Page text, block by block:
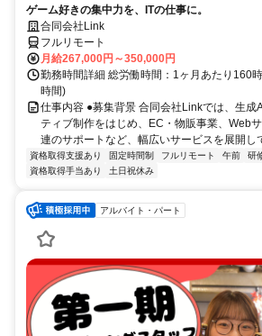
ゲーム好きの集中力を、ITの仕事に。
合同会社Link
フルリモート
月給267,000円～350,000円
勤務時間詳細 総労働時間：1ヶ月あたり160
時間)
仕事内容 ●募集背景 合同会社Linkでは、生成
ティブ制作をはじめ、EC・物販事業、Web
連のサポートなど、幅広いサービスを展開し
資格取得支援あり 固定時間制 フルリモート 午前 研
資格取得手当あり
土日祝休み
アルバイト・パート